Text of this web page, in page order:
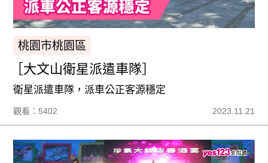
桃園市桃園區
［大文山衛星派遣車隊］
衛星派遣車隊，派車公正客源穩定
觀看：5402 2023.11.21